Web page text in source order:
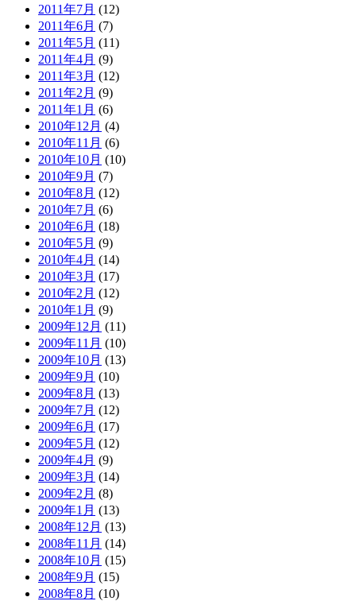
2011年7月 (12)
2011年6月 (7)
2011年5月 (11)
2011年4月 (9)
2011年3月 (12)
2011年2月 (9)
2011年1月 (6)
2010年12月 (4)
2010年11月 (6)
2010年10月 (10)
2010年9月 (7)
2010年8月 (12)
2010年7月 (6)
2010年6月 (18)
2010年5月 (9)
2010年4月 (14)
2010年3月 (17)
2010年2月 (12)
2010年1月 (9)
2009年12月 (11)
2009年11月 (10)
2009年10月 (13)
2009年9月 (10)
2009年8月 (13)
2009年7月 (12)
2009年6月 (17)
2009年5月 (12)
2009年4月 (9)
2009年3月 (14)
2009年2月 (8)
2009年1月 (13)
2008年12月 (13)
2008年11月 (14)
2008年10月 (15)
2008年9月 (15)
2008年8月 (10)